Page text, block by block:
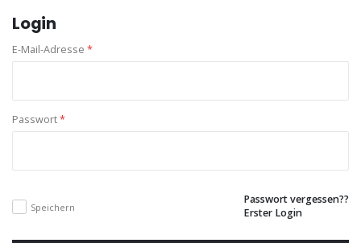
Login
E-Mail-Adresse *
Passwort*
Speichern
Passwort vergessen??
Erster Login